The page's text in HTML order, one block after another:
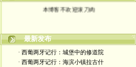
最新发布
· 西葡两牙记行：城堡中的修道院
· 西葡两牙记行：海滨小镇拉古什